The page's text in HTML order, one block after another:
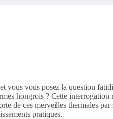
vous vous posez la question
hongrois ? Cette interrogation
de ces merveilles thermales
pratiques.